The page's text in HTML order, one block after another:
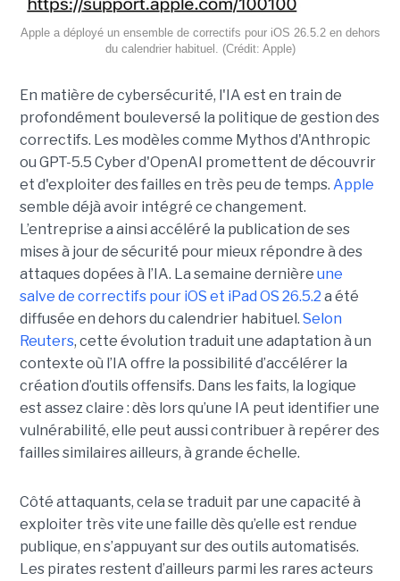
Apple a déployé un ensemble de correctifs pour iOS 26.5.2 en dehors
du calendrier habituel. (Crédit: Apple)
En matière de cybersécurité, l'IA est en train de
profondément bouleversé la politique de gestion des
correctifs. Les modèles comme Mythos d'Anthropic
ou GPT-5.5 Cyber d'OpenAI promettent de découvrir
et d'exploiter des failles en très peu de temps. Apple
semble déjà avoir intégré ce changement.
L’entreprise a ainsi accéléré la publication de ses
mises à jour de sécurité pour mieux répondre à des
attaques dopées à l’IA. La semaine dernière une
salve de correctifs pour iOS et iPad OS 26.5.2 a été
diffusée en dehors du calendrier habituel. Selon
Reuters, cette évolution traduit une adaptation à un
contexte où l’IA offre la possibilité d’accélérer la
création d’outils offensifs. Dans les faits, la logique
est assez claire : dès lors qu’une IA peut identifier une
vulnérabilité, elle peut aussi contribuer à repérer des
failles similaires ailleurs, à grande échelle.
Côté attaquants, cela se traduit par une capacité à
exploiter très vite une faille dès qu’elle est rendue
publique, en s’appuyant sur des outils automatisés.
Les pirates restent d’ailleurs parmi les rares acteurs